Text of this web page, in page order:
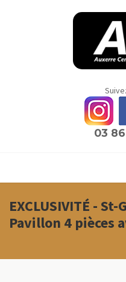
03
EXCLUSIVITÉ -
Pavillon 4 pièces